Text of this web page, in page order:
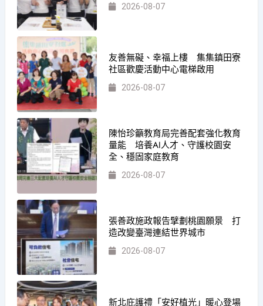
2026-08-07
友善無礙、幸福上樓 集集鎮田寮
社區歡慶活動中心電梯啟用
2026-08-07
陳怡珍籲教育局完善配套強化教育
量能 培養AI人才、守護校園安
全、穩固家庭教育
2026-08-07
張善政施政報告擘劃桃園願景 打
造改變臺灣連結世界城市
2026-08-07
新北庇護禮「安好植光」暖心登場